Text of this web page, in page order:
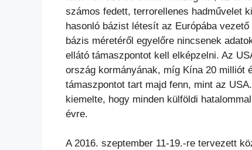
számos fedett, terrorellenes hadművelet
hasonló bázist létesít az Európába
bázis méretéről egyelőre nincsenek
ellátó támaszpontot kell elképzelni. Az
ország kormányának, míg Kína 20 milliót
támaszpontot tart majd fenn, mint az
kiemelte, hogy minden külföldi
évre.
A 2016. szeptember 11-19.-re tervezett